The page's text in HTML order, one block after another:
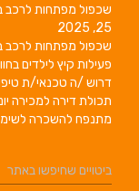
שכפול מפתחות לרכב
25, 2025
שכפול מפתחות לרכב
פעילות קיץ לילדים
דרוש /ה טכנאי/ת
תכולת דירה למכירה יוני
מתנפח להשכרה
ביטויים שחיפשו באתר